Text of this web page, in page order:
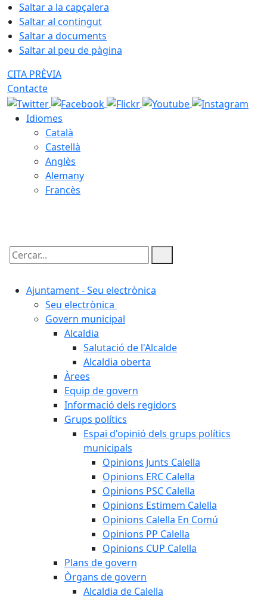
Saltar a la capçalera
Saltar al contingut
Saltar a documents
Saltar al peu de pàgina
CITA PRÈVIA
Contacte
Idiomes
Català
Castellà
Anglès
Alemany
Francès
Cercar:
Ajuntament - Seu electrònica
Seu electrònica
Govern municipal
Alcaldia
Salutació de l'Alcalde
Alcaldia oberta
Àrees
Equip de govern
Informació dels regidors
Grups polítics
Espai d'opinió dels grups polítics
municipals
Opinions Junts Calella
Opinions ERC Calella
Opinions PSC Calella
Opinions Estimem Calella
Opinions Calella En Comú
Opinions PP Calella
Opinions CUP Calella
Plans de govern
Òrgans de govern
Alcaldia de Calella